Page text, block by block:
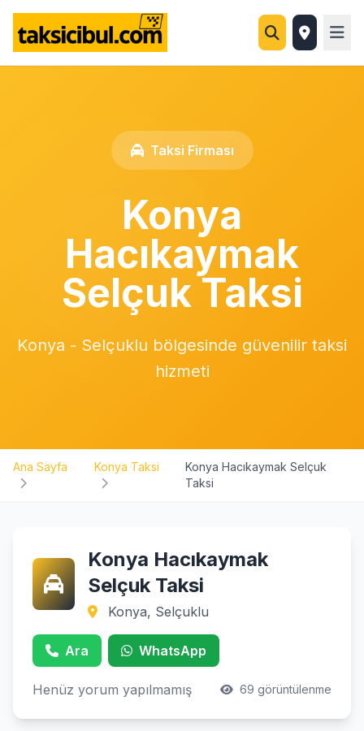
Taksi Firması
Konya
Hacıkaymak
Selçuk Taksi
Konya - Selçuklu bölgesinde güvenilir taksi
hizmeti
Ana Sayfa Konya Taksi
Konya Hacıkaymak Selçuk
Taksi
Konya Hacıkaymak
Selçuk Taksi
Konya, Selçuklu
Ara WhatsApp
Henüz yorum yapılmamış 69 görüntülenme